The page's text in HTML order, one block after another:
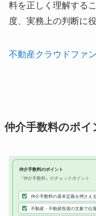
料を正しく理解する
度、実務上の判断に
不動産クラウドファ
仲介手数料のポイ
仲介手数料のポイント
『仲介手数料』のチェックポイント
仲介手数料の基本定義を押さえる
不動産・不動産投資の文脈で位